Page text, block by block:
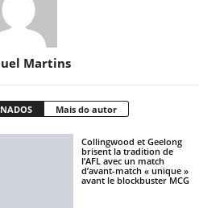
Martins
Mais do autor
Collingwood et Geelong
brisent la tradition de
l’AFL avec un match
d’avant-match « unique »
avant le blockbuster MCG